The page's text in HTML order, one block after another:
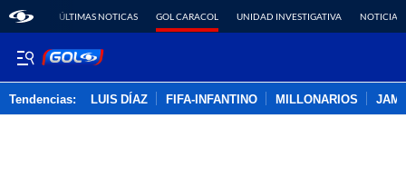
ÚLTIMAS NOTICAS GOL CARACOL UNIDAD INVESTIGATIVA NOTICIAS
Tendencias: LUIS DÍAZ FIFA-INFANTINO MILLONARIOS